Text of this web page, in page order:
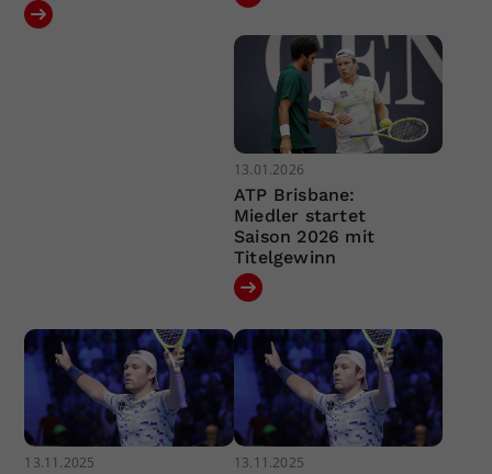
13.01.2026
ATP Brisbane:
Miedler startet
Saison 2026 mit
Titelgewinn
13.11.2025 13.11.2025